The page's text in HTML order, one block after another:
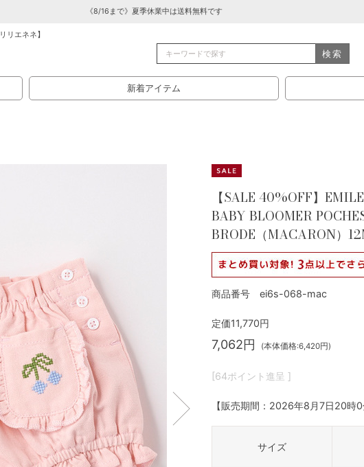
《8/16まで》夏季休業中は送料無料です
リエネネ】
検索
新着アイテム
【SALE 40%OFF】
BABY BLOOMER
BRODE（MACARON）
商品番号 ei6s-068-mac
定価11,770円
7,062円 (本体価格:6,420円)
[64ポイント進呈 ]
【販売期間： 2026年8月7日20時0
サイズ